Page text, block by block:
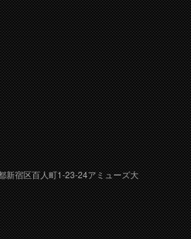
宿区百人町1-23-24アミューズ大